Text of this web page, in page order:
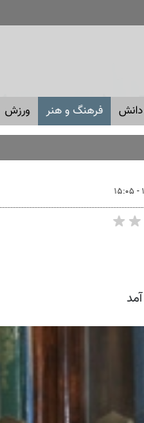
دانش فرهنگ و هنر ورزش
جهانی دوم از
بیرون زد! + فیلم